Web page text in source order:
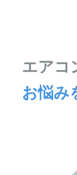
エアコ
お悩み